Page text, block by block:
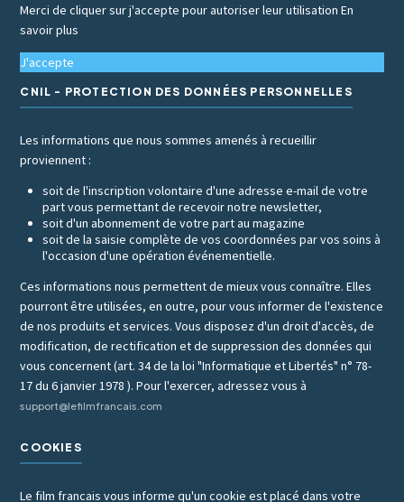
Merci de cliquer sur j'accepte pour autoriser leur utilisationEn
savoir plus
J'accepte
CNIL - PROTECTION DES DONNÉES PERSONNELLES
Les informations que nous sommes amenés à recueillir
proviennent :
soit de l'inscription volontaire d'une adresse e-mail de votre
part vous permettant de recevoir notre newsletter,
soit d'un abonnement de votre part au magazine
soit de la saisie complète de vos coordonnées par vos soins à
l'occasion d'une opération événementielle.
Ces informations nous permettent de mieux vous connaître. Elles
pourront être utilisées, en outre, pour vous informer de l'existence
de nos produits et services. Vous disposez d'un droit d'accès, de
modification, de rectification et de suppression des données qui
vous concernent (art. 34 de la loi "Informatique et Libertés" n° 78-
17 du 6 janvier 1978 ). Pour l'exercer, adressez vous à
support@lefilmfrancais.com
COOKIES
Le film francais vous informe qu'un cookie est placé dans votre